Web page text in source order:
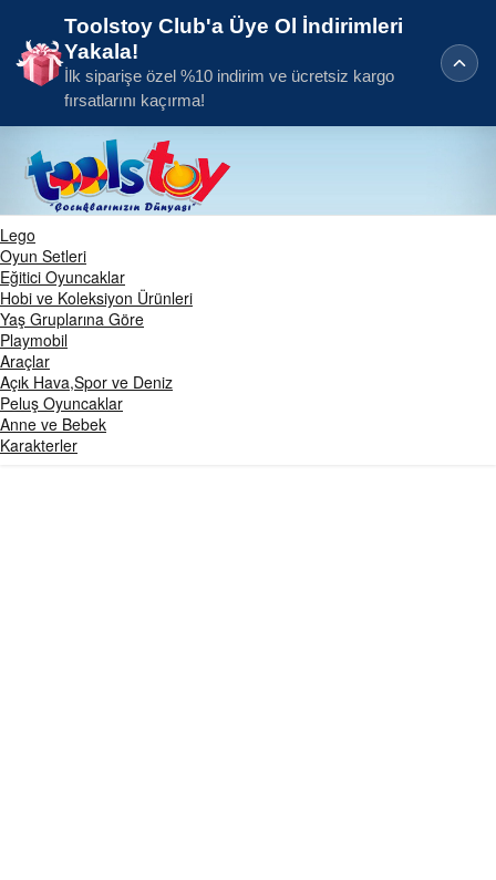
Toolstoy Club'a Üye Ol İndirimleri
Yakala!
İlk siparişe özel %10 indirim ve ücretsiz kargo
fırsatlarını kaçırma!
Lego
Oyun Setleri
Eğitici Oyuncaklar
Hobi ve Koleksiyon Ürünleri
Yaş Gruplarına Göre
Playmobil
Araçlar
Açık Hava,Spor ve Deniz
Peluş Oyuncaklar
Anne ve Bebek
Karakterler